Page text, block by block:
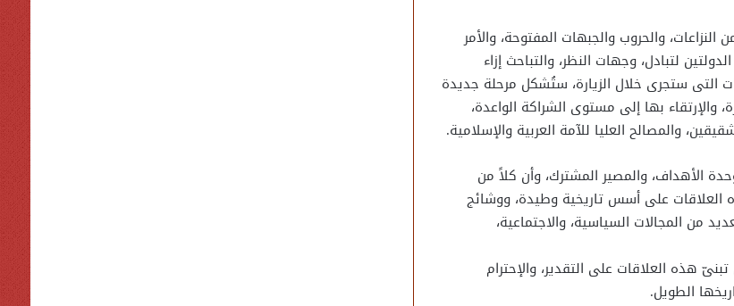
والحروب والجبهات المفتوحة، والأمر
لتبادل، وجهات النظر، والتباحث إزاء
التى ستجرى خلال الزيارة، ستُشكل مرحلة جديدة
بها إلى مستوى الشراكة الواعدة،
والمصالح العليا للآمة العربية والإسلامية.
الأهداف، والمصير المشترك، وأن كلاً من
العلاقات على أسس تاريخية وطيدة، ووشائج
من المجالات السياسية، والاجتماعية،
هذه العلاقات على التقدير، والإحترام
الطويل.